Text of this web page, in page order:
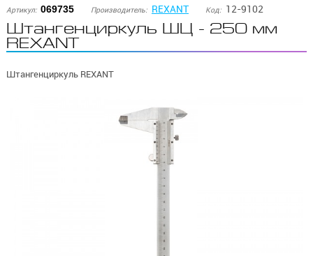
Артикул: 069735 Производитель: REXANT Код: 12-9102
Штангенциркуль ШЦ - 250 мм
REXANT
Штангенциркуль REXANT